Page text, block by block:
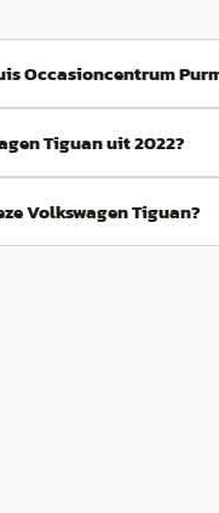
Occasioncentrum
Tiguan uit 2022?
Volkswagen Tiguan?